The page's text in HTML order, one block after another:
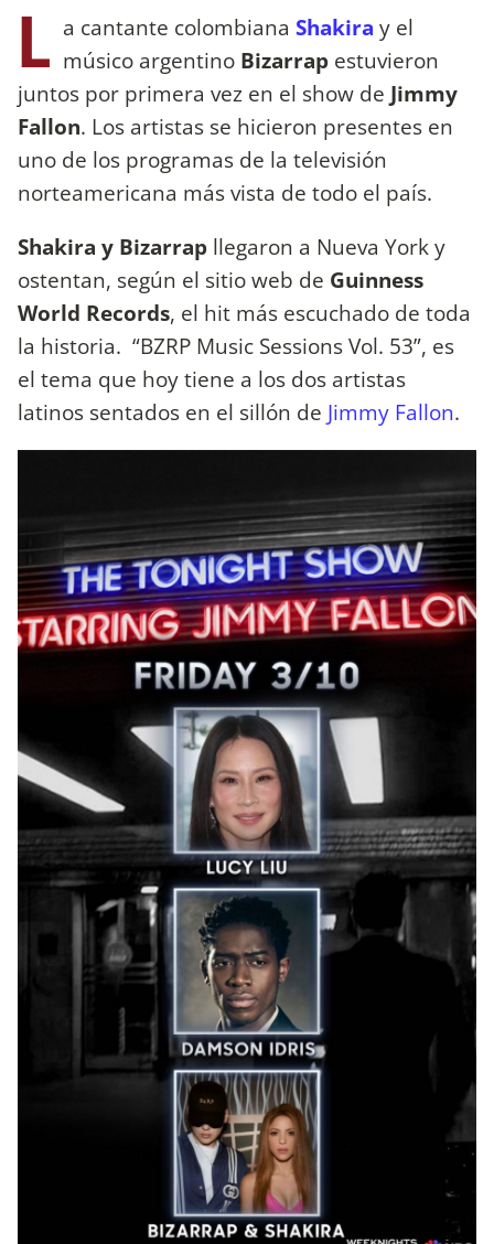
L a cantante colombiana Shakira y el
músico argentino Bizarrap estuvieron
juntos por primera vez en el show de Jimmy
Fallon. Los artistas se hicieron presentes en
uno de los programas de la televisión
norteamericana más vista de todo el país.
Shakira y Bizarrap llegaron a Nueva York y
ostentan, según el sitio web de Guinness
World Records, el hit más escuchado de toda
la historia. “BZRP Music Sessions Vol. 53”, es
el tema que hoy tiene a los dos artistas
latinos sentados en el sillón de Jimmy Fallon.